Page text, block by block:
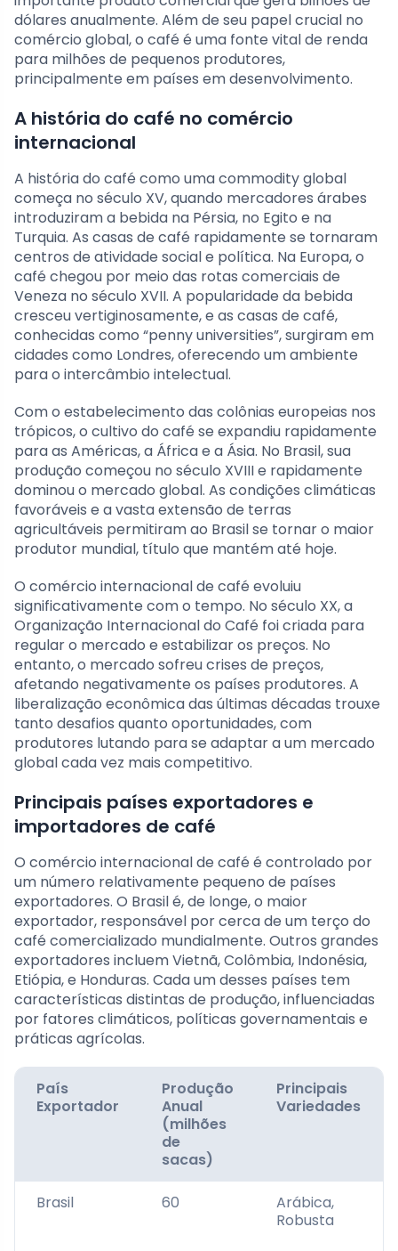
dólares anualmente. Além de seu papel crucial no
comércio global, o café é uma fonte vital de renda
para milhões de pequenos produtores,
principalmente em países em desenvolvimento.
A história do café no comércio
internacional
A história do café como uma commodity global
começa no século XV, quando mercadores árabes
introduziram a bebida na Pérsia, no Egito e na
Turquia. As casas de café rapidamente se tornaram
centros de atividade social e política. Na Europa, o
café chegou por meio das rotas comerciais de
Veneza no século XVII. A popularidade da bebida
cresceu vertiginosamente, e as casas de café,
conhecidas como “penny universities”, surgiram em
cidades como Londres, oferecendo um ambiente
para o intercâmbio intelectual.
Com o estabelecimento das colônias europeias nos
trópicos, o cultivo do café se expandiu rapidamente
para as Américas, a África e a Ásia. No Brasil, sua
produção começou no século XVIII e rapidamente
dominou o mercado global. As condições climáticas
favoráveis e a vasta extensão de terras
agricultáveis permitiram ao Brasil se tornar o maior
produtor mundial, título que mantém até hoje.
O comércio internacional de café evoluiu
significativamente com o tempo. No século XX, a
Organização Internacional do Café foi criada para
regular o mercado e estabilizar os preços. No
entanto, o mercado sofreu crises de preços,
afetando negativamente os países produtores. A
liberalização econômica das últimas décadas trouxe
tanto desafios quanto oportunidades, com
produtores lutando para se adaptar a um mercado
global cada vez mais competitivo.
Principais países exportadores e
importadores de café
O comércio internacional de café é controlado por
um número relativamente pequeno de países
exportadores. O Brasil é, de longe, o maior
exportador, responsável por cerca de um terço do
café comercializado mundialmente. Outros grandes
exportadores incluem Vietnã, Colômbia, Indonésia,
Etiópia, e Honduras. Cada um desses países tem
características distintas de produção, influenciadas
por fatores climáticos, políticas governamentais e
práticas agrícolas.
País
Exportador
Produção
Anual
(milhões
de
sacas)
Principais
Variedades
Brasil 60
Arábica,
Robusta